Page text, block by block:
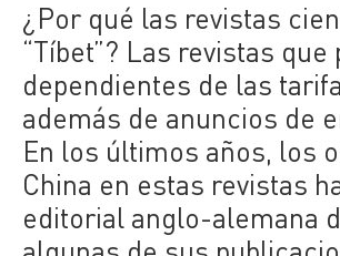
¿Por qué las revistas
“Tíbet”? Las revistas
dependientes de las
además de anuncios de
En los últimos años, los
China en estas revistas
editorial anglo-alemana